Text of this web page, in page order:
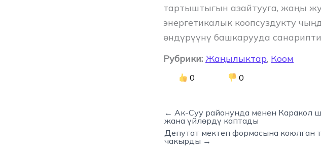
тартыштыгын азайтууга, жаңы
энергетикалык коопсуздукту
өндүрүүнү башкарууда
Рубрики: Жаңылыктар, Коом
0 0
← Ак-Суу районунда менен Каракол
жана үйлөрдү каптады
Депутат мектеп формасына коюлган
чакырды →